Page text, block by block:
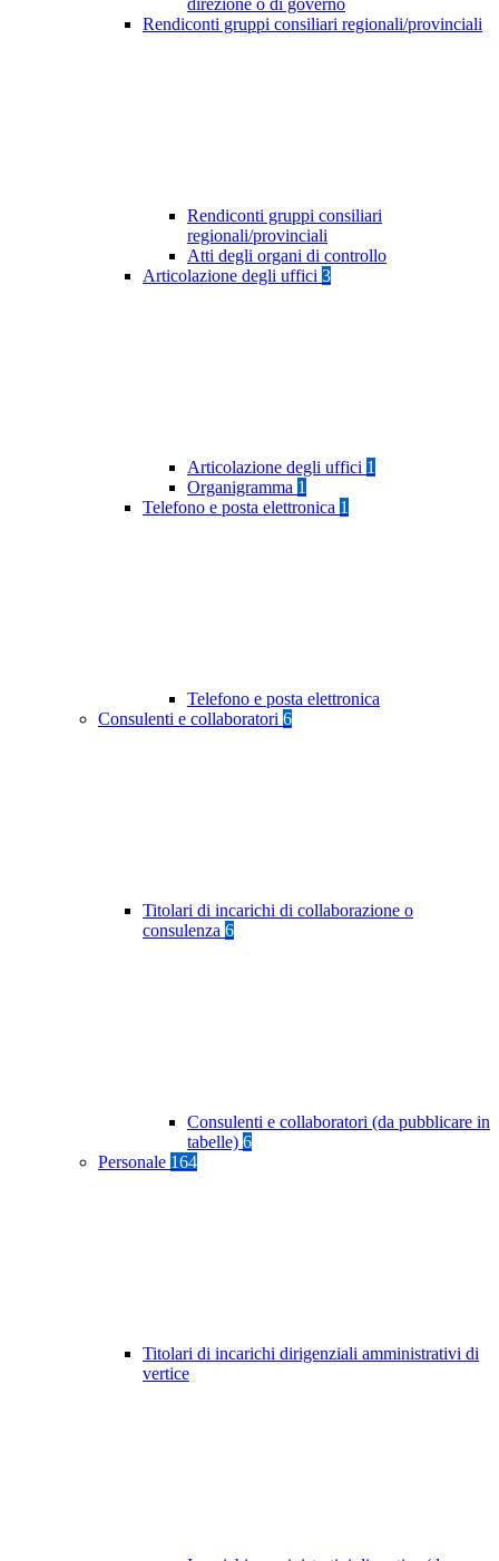
direzione o di governo
Rendiconti gruppi consiliari regionali/provinciali
Rendiconti gruppi consiliari
regionali/provinciali
Atti degli organi di controllo
Articolazione degli uffici 3
Articolazione degli uffici 1
Organigramma 1
Telefono e posta elettronica 1
Telefono e posta elettronica
Consulenti e collaboratori 6
Titolari di incarichi di collaborazione o
consulenza 6
Consulenti e collaboratori (da pubblicare in
tabelle) 6
Personale 164
Titolari di incarichi dirigenziali amministrativi di
vertice